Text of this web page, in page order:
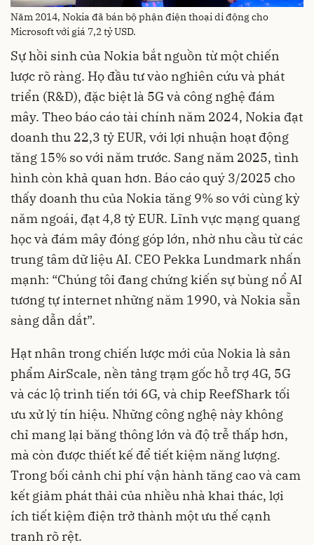
Năm 2014, Nokia đã bán bộ phận điện thoại di động cho
Microsoft với giá 7,2 tỷ USD.
Sự hồi sinh của Nokia bắt nguồn từ một chiến
lược rõ ràng. Họ đầu tư vào nghiên cứu và phát
triển (R&D), đặc biệt là 5G và công nghệ đám
mây. Theo báo cáo tài chính năm 2024, Nokia đạt
doanh thu 22,3 tỷ EUR, với lợi nhuận hoạt động
tăng 15% so với năm trước. Sang năm 2025, tình
hình còn khả quan hơn. Báo cáo quý 3/2025 cho
thấy doanh thu của Nokia tăng 9% so với cùng kỳ
năm ngoái, đạt 4,8 tỷ EUR. Lĩnh vực mạng quang
học và đám mây đóng góp lớn, nhờ nhu cầu từ các
trung tâm dữ liệu AI. CEO Pekka Lundmark nhấn
mạnh: “Chúng tôi đang chứng kiến sự bùng nổ AI
tương tự internet những năm 1990, và Nokia sẵn
sàng dẫn dắt”.
Hạt nhân trong chiến lược mới của Nokia là sản
phẩm AirScale, nền tảng trạm gốc hỗ trợ 4G, 5G
và các lộ trình tiến tới 6G, và chip ReefShark tối
ưu xử lý tín hiệu. Những công nghệ này không
chỉ mang lại băng thông lớn và độ trễ thấp hơn,
mà còn được thiết kế để tiết kiệm năng lượng.
Trong bối cảnh chi phí vận hành tăng cao và cam
kết giảm phát thải của nhiều nhà khai thác, lợi
ích tiết kiệm điện trở thành một ưu thế cạnh
tranh rõ rệt.